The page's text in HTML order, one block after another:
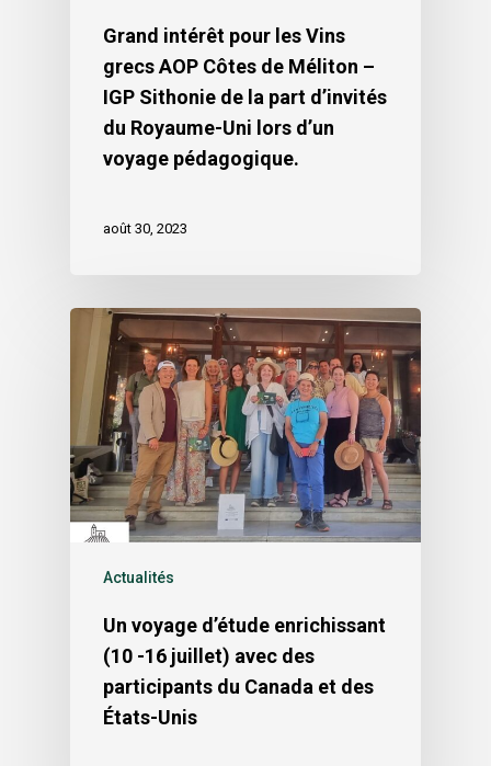
Grand intérêt pour les Vins
grecs AOP Côtes de Méliton –
IGP Sithonie de la part d’invités
du Royaume-Uni lors d’un
voyage pédagogique.
août 30, 2023
Actualités
Un voyage d’étude enrichissant
(10 -16 juillet) avec des
participants du Canada et des
États-Unis